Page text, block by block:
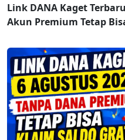
Link DANA Kaget
Akun Premium Tetap